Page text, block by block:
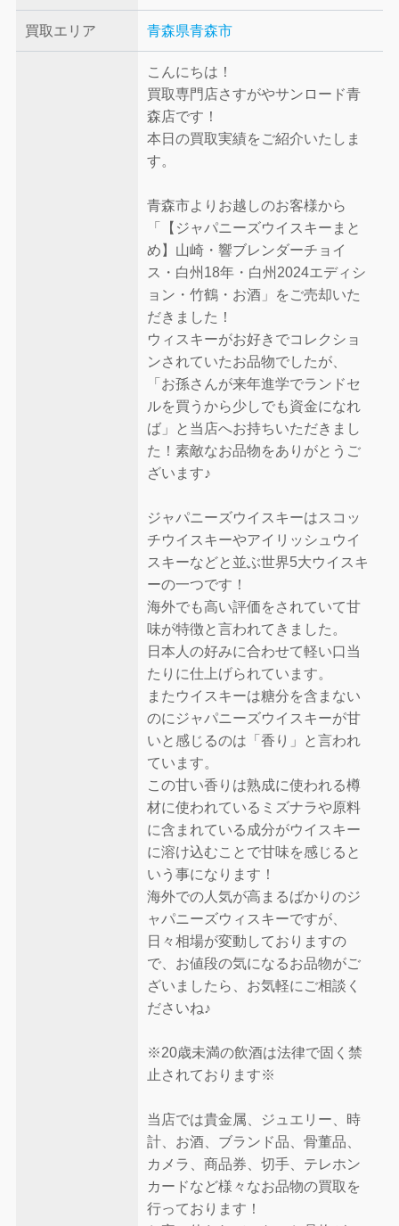
買取エリア 青森県青森市
こんにちは！
買取専門店さすがやサンロード青
森店です！
本日の買取実績をご紹介いたしま
す。
青森市よりお越しのお客様から
「【ジャパニーズウイスキーまと
め】山崎・響ブレンダーチョイ
ス・白州18年・白州2024エディシ
ョン・竹鶴・お酒」をご売却いた
だきました！
ウィスキーがお好きでコレクショ
ンされていたお品物でしたが、
「お孫さんが来年進学でランドセ
ルを買うから少しでも資金になれ
ば」と当店へお持ちいただきまし
た！素敵なお品物をありがとうご
ざいます♪
ジャパニーズウイスキーはスコッ
チウイスキーやアイリッシュウイ
スキーなどと並ぶ世界5大ウイスキ
ーの一つです！
海外でも高い評価をされていて甘
味が特徴と言われてきました。
日本人の好みに合わせて軽い口当
たりに仕上げられています。
またウイスキーは糖分を含まない
のにジャパニーズウイスキーが甘
いと感じるのは「香り」と言われ
ています。
この甘い香りは熟成に使われる樽
材に使われているミズナラや原料
に含まれている成分がウイスキー
に溶け込むことで甘味を感じると
いう事になります！
海外での人気が高まるばかりのジ
ャパニーズウィスキーですが、
日々相場が変動しておりますの
で、お値段の気になるお品物がご
ざいましたら、お気軽にご相談く
ださいね♪
※20歳未満の飲酒は法律で固く禁
止されております※
当店では貴金属、ジュエリー、時
計、お酒、ブランド品、骨董品、
カメラ、商品券、切手、テレホン
カードなど様々なお品物の買取を
行っております！